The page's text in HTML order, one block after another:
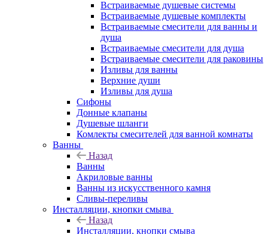
Встраиваемые душевые системы
Встраиваемые душевые комплекты
Встраиваемые смесители для ванны и
душа
Встраиваемые смесители для душа
Встраиваемые смесители для раковины
Изливы для ванны
Верхние души
Изливы для душа
Сифоны
Донные клапаны
Душевые шланги
Комлекты смесителей для ванной комнаты
Ванны
Назад
Ванны
Акриловые ванны
Ванны из искусственного камня
Сливы-переливы
Инсталляции, кнопки смыва
Назад
Инсталляции, кнопки смыва